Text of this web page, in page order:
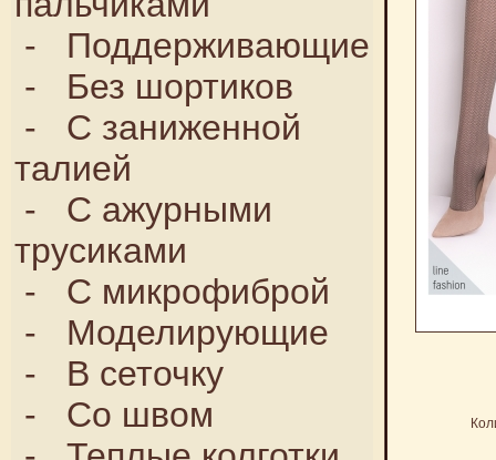
- Поддерживающие
- Без шортиков
- С заниженной
талией
- С ажурными
трусиками
- С микрофиброй
- Моделирующие
- В сеточку
- Со швом